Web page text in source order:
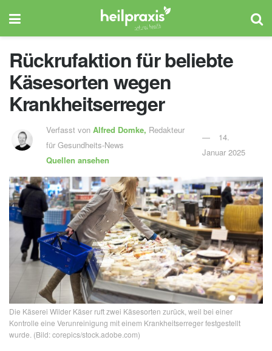
Rückrufaktion für beliebte
Käsesorten wegen
Krankheitserreger
Verfasst von Alfred Domke, Redakteur
für Gesundheits-News
Quellen ansehen
14.
Januar 2025
Die Käserei Wilder Käser ruft zwei Käsesorten zurück, weil bei einer
Kontrolle eine Verunreinigung mit einem Krankheitserreger festgestellt
wurde. (Bild: corepics/stock.adobe.com)